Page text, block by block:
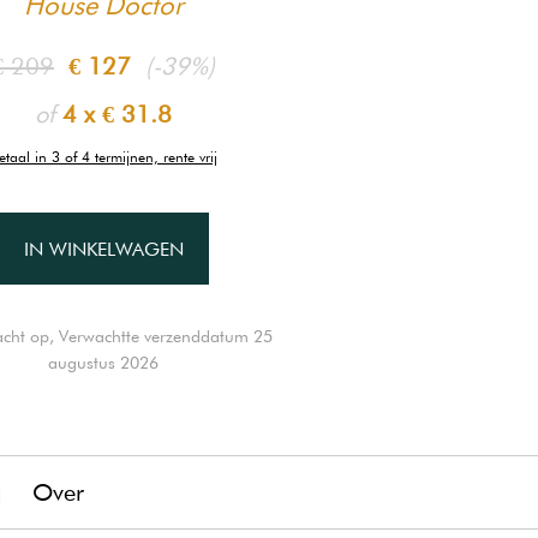
209 € 127 (-39%)
of4 x € 31.8
in 3 of 4 termijnen, rente vrij
IN WINKELWAGEN
op, Verwachtte verzenddatum 25
augustus 2026
Over